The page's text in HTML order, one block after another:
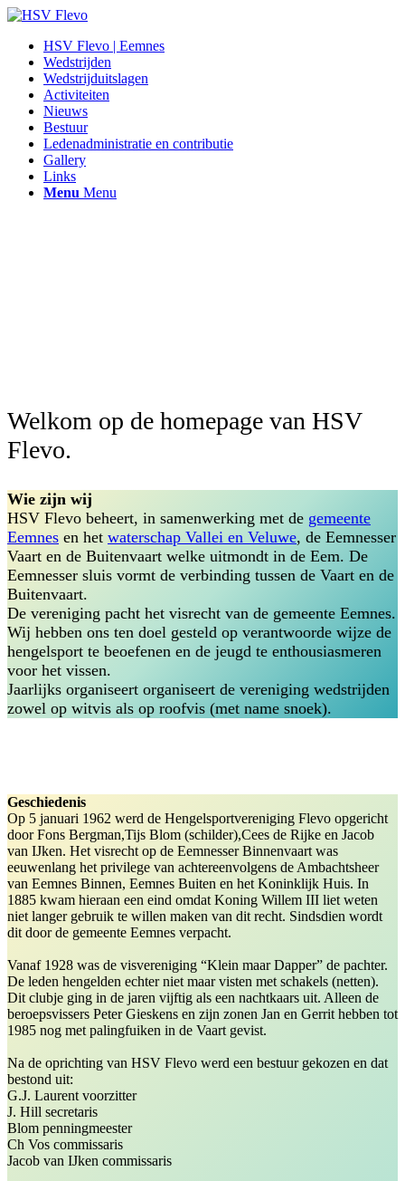
HSV Flevo | Eemnes
Wedstrijden
Wedstrijduitslagen
Activiteiten
Nieuws
Bestuur
Ledenadministratie en contributie
Gallery
Links
Menu Menu
Welkom op de homepage van HSV
Flevo.
Wie zijn wij
HSV Flevo beheert, in samenwerking met de gemeente
Eemnes en het waterschap Vallei en Veluwe, de Eemnesser
Vaart en de Buitenvaart welke uitmondt in de Eem. De
Eemnesser sluis vormt de verbinding tussen de Vaart en de
Buitenvaart.
De vereniging pacht het visrecht van de gemeente Eemnes.
Wij hebben ons ten doel gesteld op verantwoorde wijze de
hengelsport te beoefenen en de jeugd te enthousiasmeren
voor het vissen.
Jaarlijks organiseert organiseert de vereniging wedstrijden
zowel op witvis als op roofvis (met name snoek).
Geschiedenis
Op 5 januari 1962 werd de Hengelsportvereniging Flevo opgericht
door Fons Bergman,Tijs Blom (schilder),Cees de Rijke en Jacob
van IJken. Het visrecht op de Eemnesser Binnenvaart was
eeuwenlang het privilege van achtereenvolgens de Ambachtsheer
van Eemnes Binnen, Eemnes Buiten en het Koninklijk Huis. In
1885 kwam hieraan een eind omdat Koning Willem III liet weten
niet langer gebruik te willen maken van dit recht. Sindsdien wordt
dit door de gemeente Eemnes verpacht.
Vanaf 1928 was de visvereniging “Klein maar Dapper” de pachter.
De leden hengelden echter niet maar visten met schakels (netten).
Dit clubje ging in de jaren vijftig als een nachtkaars uit. Alleen de
beroepsvissers Peter Gieskens en zijn zonen Jan en Gerrit hebben tot
1985 nog met palingfuiken in de Vaart gevist.
Na de oprichting van HSV Flevo werd een bestuur gekozen en dat
bestond uit:
G.J. Laurent voorzitter
J. Hill secretaris
Blom penningmeester
Ch Vos commissaris
Jacob van IJken commissaris